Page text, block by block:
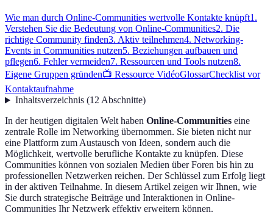
Wie man durch Online-Communities wertvolle Kontakte knüpft1.
Verstehen Sie die Bedeutung von Online-Communities2. Die
richtige Community finden3. Aktiv teilnehmen4. Networking-
Events in Communities nutzen5. Beziehungen aufbauen und
pflegen6. Fehler vermeiden7. Ressourcen und Tools nutzen8.
Eigene Gruppen gründen📺 Ressource VidéoGlossarChecklist vor
Kontaktaufnahme
Inhaltsverzeichnis(12Abschnitte)
In der heutigen digitalen Welt haben Online-Communities eine
zentrale Rolle im Networking übernommen. Sie bieten nicht nur
eine Plattform zum Austausch von Ideen, sondern auch die
Möglichkeit, wertvolle berufliche Kontakte zu knüpfen. Diese
Communities können von sozialen Medien über Foren bis hin zu
professionellen Netzwerken reichen. Der Schlüssel zum Erfolg liegt
in der aktiven Teilnahme. In diesem Artikel zeigen wir Ihnen, wie
Sie durch strategische Beiträge und Interaktionen in Online-
Communities Ihr Netzwerk effektiv erweitern können.